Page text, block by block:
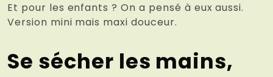
Et pour les enfants ? On a pensé à eux aussi.
Version mini mais maxi douceur.
Se sécher les mains,